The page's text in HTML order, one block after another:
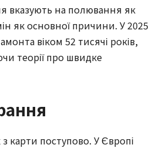
вказують на полювання як
як основної причини. У 2025
віком 52 тисячі років,
теорії про швидке
карти поступово. У Європі